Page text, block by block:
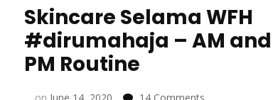
Skincare Selama WFH
#dirumahaja – AM and
PM Routine
on